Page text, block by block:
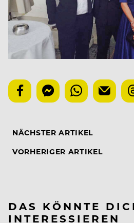
NÄCHSTER ARTIKEL
VORHERIGER ARTIKEL
DAS KÖNNTE
INTERESSIEREN